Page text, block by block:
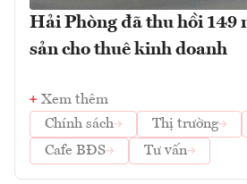
Hải Phòng đã thu hồi 149
sản cho thuê kinh doanh
Xem thêm
Chính sách
Thị trường
Cafe BĐS
Tư vấn